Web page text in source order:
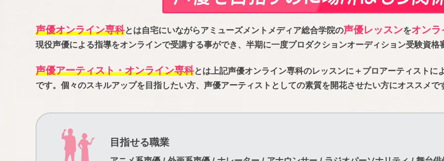
声優オンライン専科とは自宅にいながらアミューズメントメディア総合学院の声優レッスンをオンラ
現役声優による指導をオンラインで受講する事ができ、半期に一度プロダクションオーディション受験資格
声優アーティスト・オンライン専科とは上記声優オンライン専科のレッスンに＋プロアーティストに
です。個々のスキルアップを目指したい方、声優アーティストとしての素質を開花させたい方にオススメで
目指せる職業